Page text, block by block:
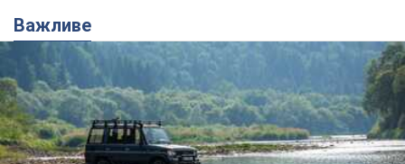
Значні штрафи і спеціальні полігони: як
проблему джипінгу вирішують за кордоном
Україні не завадить взяти приклад із країн Європи
8.08.2026 05:10 1,9 т.